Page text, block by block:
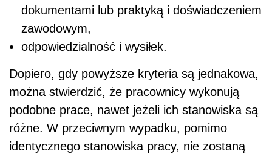
dokumentami lub praktyką i doświadczeniem
zawodowym,
odpowiedzialność i wysiłek.
Dopiero, gdy powyższe kryteria są jednakowa,
można stwierdzić, że pracownicy wykonują
podobne prace, nawet jeżeli ich stanowiska są
różne. W przeciwnym wypadku, pomimo
identycznego stanowiska pracy, nie zostaną